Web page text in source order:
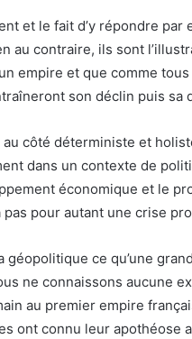
et le fait d’y répondre
au contraire, ils sont
empire et que comme
son déclin puis sa
côté déterministe et
dans un contexte de
économique et le
pas pour autant une crise
géopolitique ce qu’une
ne connaissons aucune
au premier empire
ont connu leur apothéose